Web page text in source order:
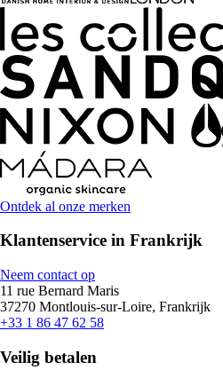
Ontdek al onze merken
Klantenservice in Frankrijk
Neem contact op
11 rue Bernard Maris
37270 Montlouis-sur-Loire, Frankrijk
+33 1 86 47 62 58
Veilig betalen